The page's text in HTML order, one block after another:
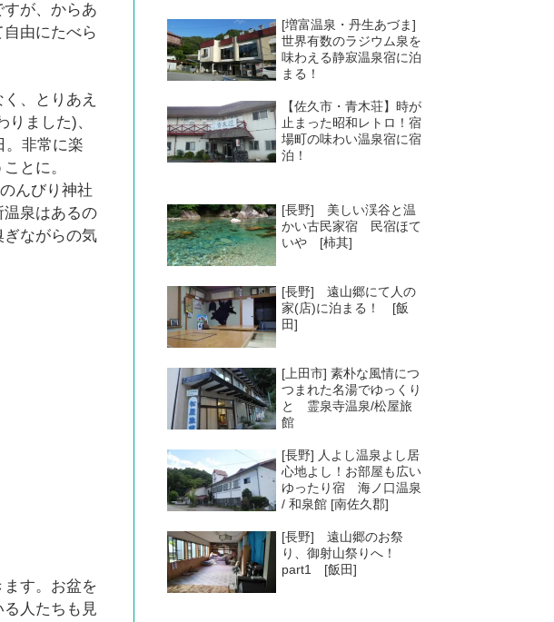
が、からあ
由にたべら
、とりあえ
ました)、
。非常に楽
とに。
んびり神社
泉はあるの
ながらの気
す。お盆を
人たちも見
[増富温泉・丹生あづま]
世界有数のラジウム泉を
味わえる静寂温泉宿に泊
まる！
【佐久市・青木荘】時が
止まった昭和レトロ！宿
場町の味わい温泉宿に宿
泊！
[長野] 美しい渓谷と温
かい古民家宿 民宿ほて
いや [柿其]
[長野] 遠山郷にて人の
家(店)に泊まる！ [飯
田]
[上田市] 素朴な風情につ
つまれた名湯でゆっくり
と 霊泉寺温泉/松屋旅
館
[長野] 人よし温泉よし居
心地よし！お部屋も広い
ゆったり宿 海ノ口温泉
/ 和泉館 [南佐久郡]
[長野] 遠山郷のお祭
り、御射山祭りへ！
part1 [飯田]